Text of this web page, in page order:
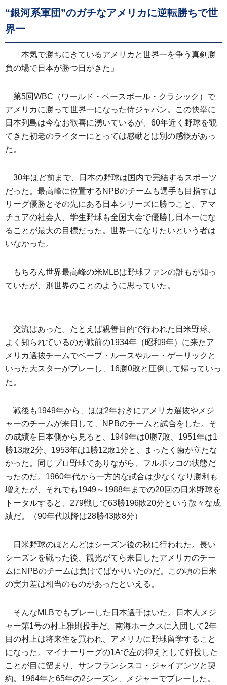
“銀河系軍団”のガチなアメリカに逆転勝ちで世
界一
「本気で勝ちにきているアメリカと世界一を争う真剣勝
負の場で日本が勝つ日がきた」
第5回WBC（ワールド・ベースボール・クラシック）で
アメリカに勝って世界一になった侍ジャパン。この快挙に
日本列島は今なお歓喜に湧いているが、60年近く野球を観
てきた初老のライターにとっては感動とは別の感慨があっ
た。
30年ほど前まで、日本の野球は国内で完結するスポーツ
だった。最高峰に位置するNPBのチームも選手も目指すは
リーグ優勝とその先にある日本シリーズに勝つこと。アマ
チュアの社会人、学生野球も全国大会で優勝し日本一にな
ることが最大の目標だった。世界一になりたいという者は
いなかった。
もちろん世界最高峰の米MLBは野球ファンの誰もが知っ
ていたが、別世界のことのように思っていた。
交流はあった。たとえば親善目的で行われた日米野球。
よく知られているのが戦前の1934年（昭和9年）に来たア
メリカ選抜チームでベーブ・ルースやルー・ゲーリックと
いった大スターがプレーし、16勝0敗と圧倒して帰っていっ
た。
戦後も1949年から、ほぼ2年おきにアメリカ選抜やメジ
ャーのチームが来日して、NPBのチームと試合をした。そ
の成績を日本側から見ると、1949年は0勝7敗、1951年は1
勝13敗2分、1953年は1勝12敗1分と、まったく歯が立たな
かった。同じプロ野球でありながら、フルボッコの状態だ
ったのだ。1960年代から一方的な試合は少なくなり勝利も
増えたが、それでも1949～1988年までの20回の日米野球を
トータルすると、279戦して63勝196敗20分という散々な成
績だ。（90年代以降は28勝43敗8分）
日米野球のほとんどはシーズン後の秋に行われた。長い
シーズンを戦った後、観光がてら来日したアメリカのチー
ムにNPBのチームは負けてばかりいたのだ。この頃の日米
の実力差は相当のものがあったといえる。
そんなMLBでもプレーした日本選手はいた。日本人メジ
ャー第1号の村上雅則投手だ。南海ホークスに入団して2年
目の村上は将来性を買われ、アメリカに野球留学すること
になった。マイナーリーグの1Aで左の抑えとして好投した
ことが目に留まり、サンフランシスコ・ジャイアンツと契
約。1964年と65年の2シーズン、メジャーでプレーした。